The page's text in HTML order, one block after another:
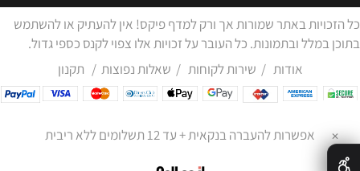
כל הזכויות באתר שמורות אך ורק למדף פיקס! אין להעתיק או להשתמש
בתוכן במלל ובתמונות. כל העובר על זכויות אלו צפוי לקנס כספי גדול.
אודות / שירות לקוחות / שאלות נפוצות / תקנון
אפשרות להעברה בנקאית + עד 12 תשלומים ללא ריבית ✕